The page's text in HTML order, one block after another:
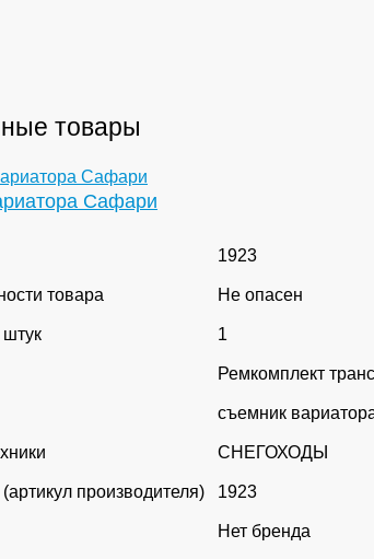
товары
Сафари
1923
товара Не опасен
штук 1
Ремкомплект
съемник
СНЕГОХОДЫ
производителя) 1923
Нет бренда